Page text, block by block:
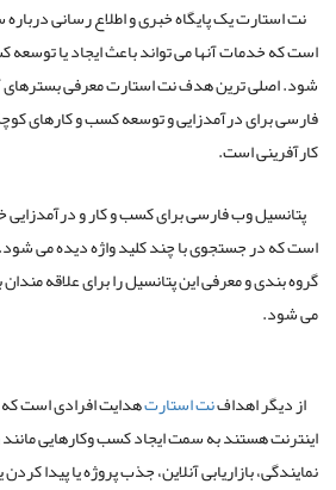
نت استارت یک پایگاه خبری و اطلاع رسانی
است که خدمات آنها می تواند باعث ایجاد یا توسعه
شود. اصلی ترین هدف نت استارت معرفی بسترهای
فارسی برای درآمدزایی و توسعه کسب و کارهای
کارآفرینی است.
پتانسیل وب فارسی برای کسب و کار و درآمدزایی
است که در جستجوی با چند کلید واژه دیده می
گروه بندی و معرفی این پتانسیل را برای علاقه
می شود.
از دیگر اهدافنت استارتهدایت افرادی است که
اینترنت هستند به سمت ایجاد کسب وکارهایی مانند
نمایندگی، بازاریابی آنلاین، جذب پروژه یا پیدا